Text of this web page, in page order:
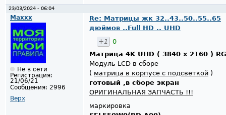
23/03/2024 - 06:04
Maxxx
Не в сети
Регистрация:
21/06/21
Сообщения: 2996
Верх
Re: Матрицы жк 32..43..50..55..65
дюймов ..Full HD .. UHD
+1
0
Матрица 4K UHD ( 3840 x 2160 )
Модуль LCD в сборе
( матрица в корпусе с подсветкой )
готовый ,в сборе экран
ОРИГИНАЛЬНАЯ ЗАПЧАСТЬ !!!
маркировка